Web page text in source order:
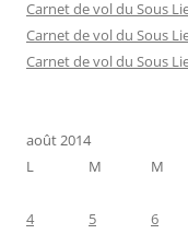
Carnet de vol du Sous
Carnet de vol du Sous
Carnet de vol du Sous
août 2014
L
M M
4
5 6